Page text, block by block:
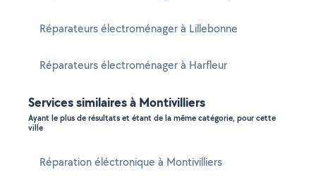
Réparateurs électroménager à Lillebonne
Réparateurs électroménager à Harfleur
Services similaires à Montivilliers
Ayant le plus de résultats et étant de la même catégorie, pour cette
ville
Réparation éléctronique à Montivilliers